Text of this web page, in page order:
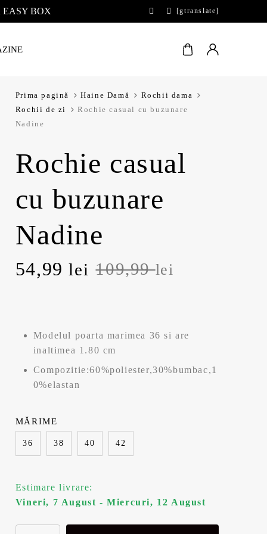
EASY BOX [gtranslate]
Prima pagină Haine Damă
Rochii dama
Rochii de zi
Rochie casual cu buzunare
Nadine
Rochie casual
cu buzunare
Nadine
109,99lei
P
u
i
n
i
ț
54,99lei
P
u
c
u
r
e
Modelul poarta marimea 36 si are
inaltimea 1.80 cm
Compozitie:60%poliester,30%bumbac,1
0%elastan
36 38 40 42
MĂRIME
Estimare livrare:
Vineri, 7 August - Miercuri, 12 August